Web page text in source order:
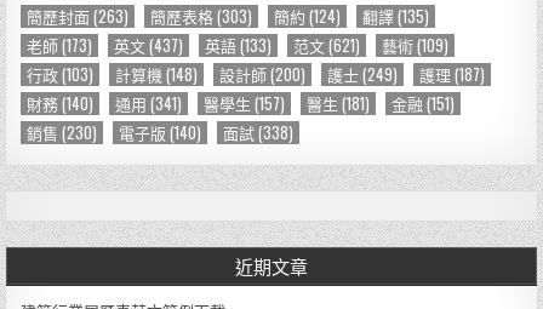
簡歷封面(263) 簡歷表格(303) 簡約 (124) 翻譯(135)
老師(173) 英文(437) 英語(133) 范文(621) 藝術(109)
行政(103) 計算機 (148) 設計師(200) 護士(249) 護理 (187)
財務(140) 通用 (341) 醫學生 (157) 醫生 (181) 金融 (151)
銷售 (230) 電子版 (140) 面試(338)
近期文章